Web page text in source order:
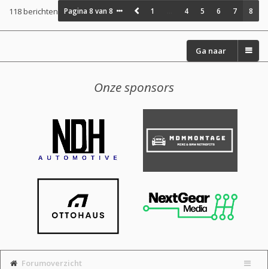
118 berichten Pagina8 van8 1 4 5 6 7 8
Ga naar
Onze sponsors
Forumoverzicht